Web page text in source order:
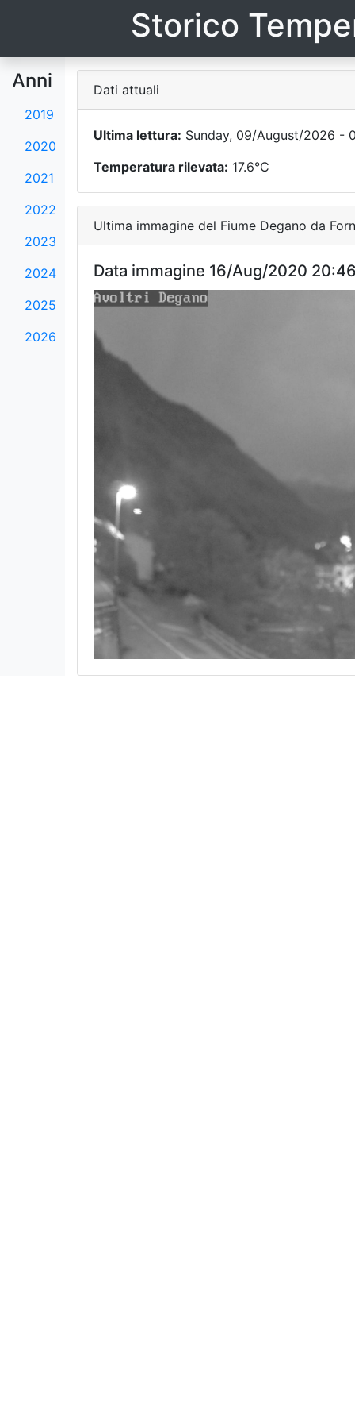
Storico
Anni
2019
2020
2021
2022
2023
2024
2025
2026
Dati attuali
Ultima lettura: Sunday, 09/August/2026 -
Temperatura rilevata: 17.6°C
Ultima immagine del Fiume Degano da
Data immagine 16/Aug/2020